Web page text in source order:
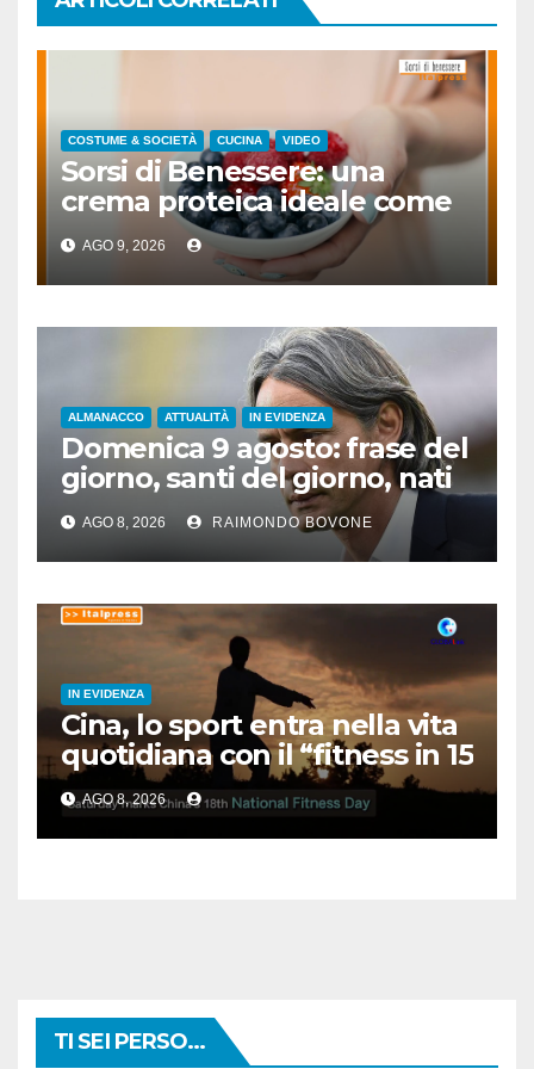
COSTUME & SOCIETÀ CUCINA VIDEO
Sorsi di Benessere: una
crema proteica ideale come
spuntino
AGO 9, 2026
ALMANACCO ATTUALITÀ IN EVIDENZA
Domenica 9 agosto: frase del
giorno, santi del giorno, nati
famosi, accadde oggi
AGO 8, 2026 RAIMONDO BOVONE
IN EVIDENZA
Cina, lo sport entra nella vita
quotidiana con il “fitness in 15
minuti”
AGO 8, 2026
TI SEI PERSO...